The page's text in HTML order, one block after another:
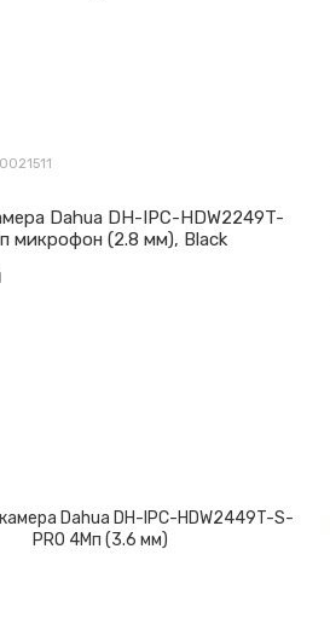
Dahua DH-IPC-HDW2249T-
микрофон (2.8 мм), Black